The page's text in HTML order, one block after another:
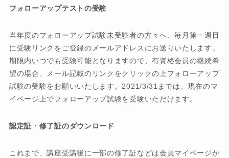
フォローアップテストの受験
当年度のフォローアップ試験未受験者の方々へ、毎月第一週目
に受験リンクをご登録のメールアドレスにお送りいたします。
期限内いつでも受験可能となりますので、有資格会員の継続希
望の場合、メール記載のリンクをクリックの上フォローアップ
試験の受験をお願いいたします。2021/3/31までは、現在のマ
イページ上でフォローアップ試験を受験いただけます。
認定証・修了証のダウンロード
これまで、講座受講後に一部の修了証などは会員マイページか